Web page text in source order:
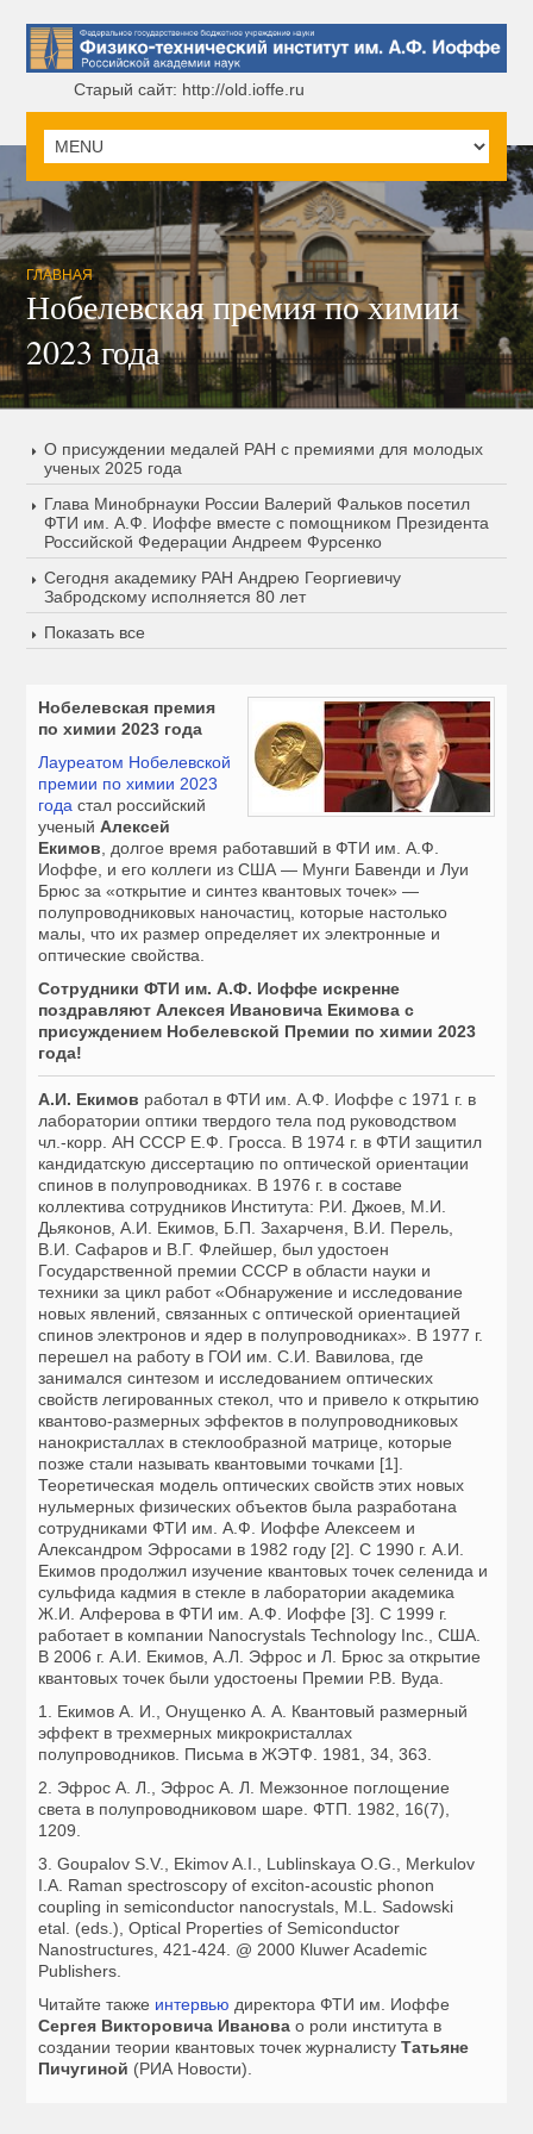
Старый сайт: http://old.ioffe.ru
ГЛАВНАЯ
Нобелевская премия по химии
2023 года
О присуждении медалей РАН с премиями для молодых
ученых 2025 года
Глава Минобрнауки России Валерий Фальков посетил
ФТИ им. А.Ф. Иоффе вместе с помощником Президента
Российской Федерации Андреем Фурсенко
Сегодня академику РАН Андрею Георгиевичу
Забродскому исполняется 80 лет
Показать все
Нобелевская премия
по химии 2023 года
Лауреатом Нобелевской
премии по химии 2023
года стал российский
ученыйАлексей
Екимов , долгое время работавший в ФТИ им. А.Ф.
Иоффе, и его коллеги из США — Мунги Бавенди и Луи
Брюс за «открытие и синтез квантовых точек» —
полупроводниковых наночастиц, которые настолько
малы, что их размер определяет их электронные и
оптические свойства.
Сотрудники ФТИ им. А.Ф. Иоффе искренне
поздравляют Алексея Ивановича Екимова с
присуждением Нобелевской Премии по химии 2023
года!
А.И. Екимов работал в ФТИ им. А.Ф. Иоффе с 1971 г. в
лаборатории оптики твердого тела под руководством
чл.-корр. АН СССР Е.Ф. Гросса. В 1974 г. в ФТИ защитил
кандидатскую диссертацию по оптической ориентации
спинов в полупроводниках. В 1976 г. в составе
коллектива сотрудников Института: Р.И. Джоев, М.И.
Дьяконов, А.И. Екимов, Б.П. Захарченя, В.И. Перель,
В.И. Сафаров и В.Г. Флейшер, был удостоен
Государственной премии СССР в области науки и
техники за цикл работ «Обнаружение и исследование
новых явлений, связанных с оптической ориентацией
спинов электронов и ядер в полупроводниках». В 1977 г.
перешел на работу в ГОИ им. С.И. Вавилова, где
занимался синтезом и исследованием оптических
свойств легированных стекол, что и привело к открытию
квантово-размерных эффектов в полупроводниковых
нанокристаллах в стеклообразной матрице, которые
позже стали называть квантовыми точками [1].
Теоретическая модель оптических свойств этих новых
нульмерных физических объектов была разработана
сотрудниками ФТИ им. А.Ф. Иоффе Алексеем и
Александром Эфросами в 1982 году [2]. С 1990 г. А.И.
Екимов продолжил изучение квантовых точек селенида и
сульфида кадмия в стекле в лаборатории академика
Ж.И. Алферова в ФТИ им. А.Ф. Иоффе [3]. С 1999 г.
работает в компании Nanocrystals Technology Inc., США.
В 2006 г. А.И. Екимов, А.Л. Эфрос и Л. Брюс за открытие
квантовых точек были удостоены Премии Р.В. Вуда.
1. Екимов А. И., Онущенко А. А. Квантовый размерный
эффект в трехмерных микрокристаллах
полупроводников. Письма в ЖЭТФ. 1981, 34, 363.
2. Эфрос А. Л., Эфрос А. Л. Межзонное поглощение
света в полупроводниковом шаре. ФТП. 1982, 16(7),
1209.
3. Goupalov S.V., Ekimov A.I., Lublinskaya O.G., Merkulov
I.A. Raman spectroscopy of exciton-acoustic phonon
coupling in semiconductor nanocrystals, M.L. Sadowski
etal. (eds.), Optical Properties of Semiconductor
Nanostructures, 421-424. @ 2000 Кluwer Academic
Publishers.
Читайте также интервью директора ФТИ им. Иоффе
Сергея Викторовича Иванова о роли института в
создании теории квантовых точек журналистуТатьяне
Пичугиной (РИА Новости).